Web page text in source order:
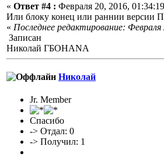
« Ответ #4 : Февраля 20, 2016,
Или блоку конец или раннии версии
« Последнее редактирование:
Записан
Николай ГБОHANA
Николай
Jr. Member
Спасибо
-> Отдал: 0
-> Получил: 1